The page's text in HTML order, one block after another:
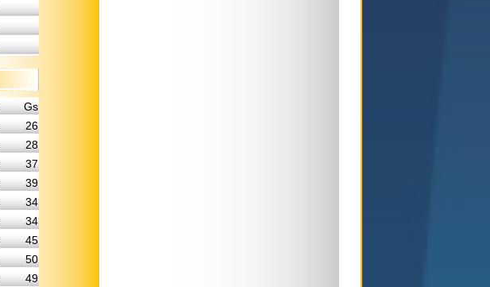
Gs
26
28
37
39
34
34
45
50
49